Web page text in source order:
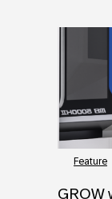
Feature
GROW